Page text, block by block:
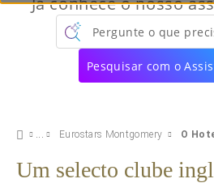
Pergunte o que
Pesquisar com o
Eurostars Montgomery O
Um selecto clube